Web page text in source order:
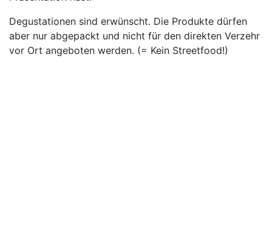
Degustationen sind erwünscht. Die Produkte dürfen
aber nur abgepackt und nicht für den direkten Verzehr
vor Ort angeboten werden. (= Kein Streetfood!)